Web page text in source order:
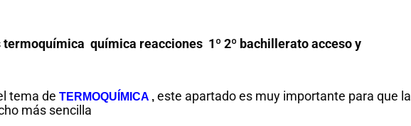
química reacciones 1º 2º bachillerato acceso y
tema de TERMOQUÍMICA , este apartado es muy importante para que la
más sencilla